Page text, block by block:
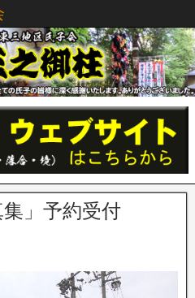
」予約受付